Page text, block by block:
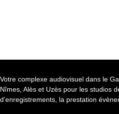
Votre complexe audiovisuel dans le
Nîmes, Alès et Uzès pour les studios
d’enregistrements, la prestation